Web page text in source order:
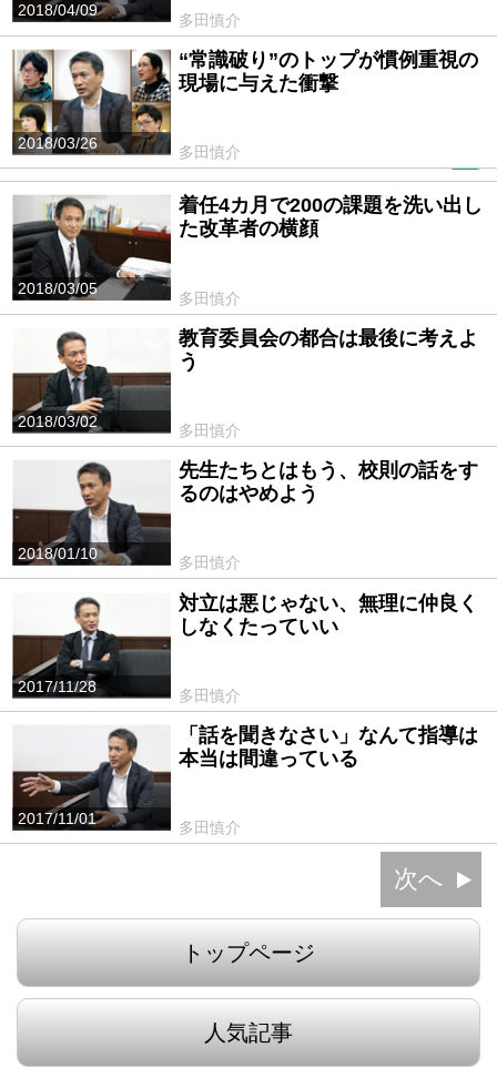
2018/04/09
多田慎介
2018/03/26
“常識破り”のトップが慣例重視の
現場に与えた衝撃
多田慎介
2018/03/05
着任4カ月で200の課題を洗い出し
た改革者の横顔
多田慎介
2018/03/02
教育委員会の都合は最後に考えよ
う
多田慎介
2018/01/10
先生たちとはもう、校則の話をす
るのはやめよう
多田慎介
2017/11/28
対立は悪じゃない、無理に仲良く
しなくたっていい
多田慎介
2017/11/01
「話を聞きなさい」なんて指導は
本当は間違っている
多田慎介
次へ
トップページ
人気記事